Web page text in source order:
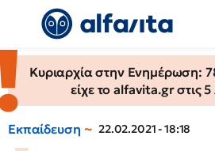
Κυριαρχία στην Ενημέρωση:
είχε το alfavita.gr στις
Εκπαίδευση 22.02.2021 - 18:18